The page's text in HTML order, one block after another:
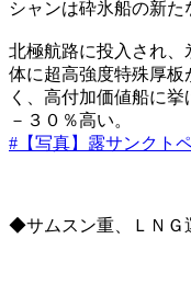
シャンは砕氷船の新た
北極航路に投入され
体に超高強度特殊厚板
く、高付加価値船に
－３０％高い。
#【写真】露サンクト
◆サムスン重、ＬＮＧ